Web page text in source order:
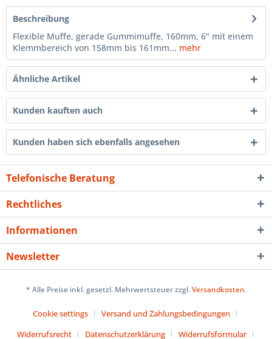
Beschreibung
Flexible Muffe, gerade Gummimuffe, 160mm, 6" mit einem
Klemmbereich von 158mm bis 161mm... mehr
Ähnliche Artikel
Kunden kauften auch
Kunden haben sich ebenfalls angesehen
Telefonische Beratung
Rechtliches
Informationen
Newsletter
* Alle Preise inkl. gesetzl. Mehrwertsteuer zzgl.Versandkosten.
Cookie settings
Versand und Zahlungsbedingungen
Widerrufsrecht
Datenschutzerklärung Widerrufsformular